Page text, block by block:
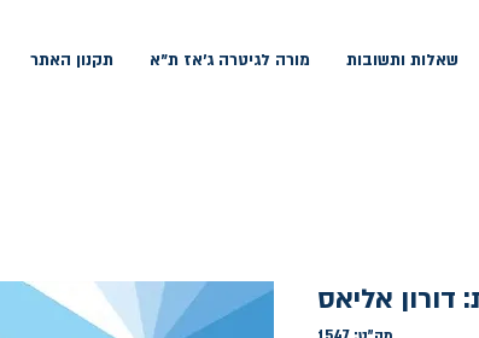
שאלות ותשובות מורה לגיטרה ג'אז ת"א תקנון האתר
דורון אליאס